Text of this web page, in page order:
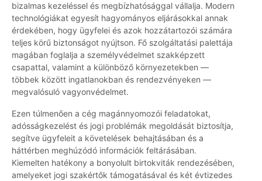
bizalmas kezeléssel és megbízhatósággal vállalja. Modern
technológiákat egyesít hagyományos eljárásokkal annak
érdekében, hogy ügyfelei és azok hozzátartozói számára
teljes körű biztonságot nyújtson. Fő szolgáltatási palettája
magában foglalja a személyvédelmet szakképzett
csapattal, valamint a különböző környezetekben —
többek között ingatlanokban és rendezvényeken —
megvalósuló vagyonvédelmet.
Ezen túlmenően a cég magánnyomozói feladatokat,
adósságkezelést és jogi problémák megoldását biztosítja,
segítve ügyfeleit a követelések behajtásában és a
háttérben meghúzódó információk feltárásában.
Kiemelten hatékony a bonyolult birtokviták rendezésében,
amelyeket jogi szakértők támogatásával és két évtizedes